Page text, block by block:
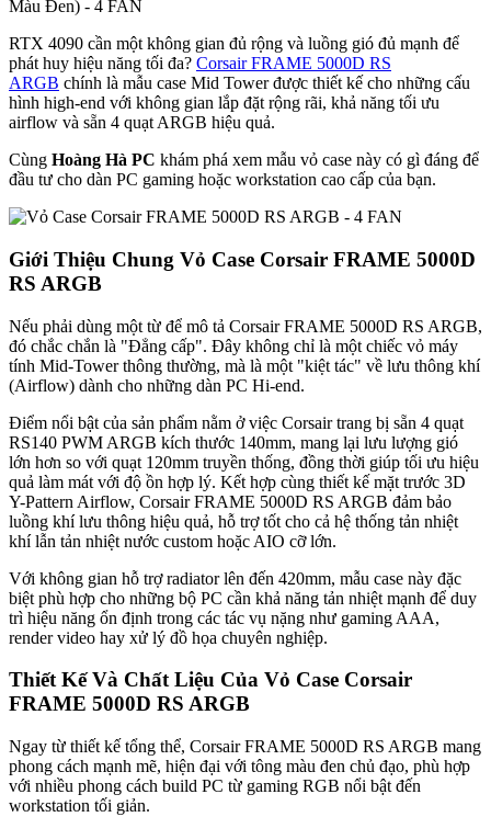
Màu Đen) - 4 FAN
RTX 4090 cần một không gian đủ rộng và luồng gió đủ mạnh để
phát huy hiệu năng tối đa? Corsair FRAME 5000D RS
ARGB chính là mẫu case Mid Tower được thiết kế cho những cấu
hình high-end với không gian lắp đặt rộng rãi, khả năng tối ưu
airflow và sẵn 4 quạt ARGB hiệu quả.
Cùng Hoàng Hà PC khám phá xem mẫu vỏ case này có gì đáng để
đầu tư cho dàn PC gaming hoặc workstation cao cấp của bạn.
Giới Thiệu Chung Vỏ Case Corsair FRAME 5000D
RS ARGB
Nếu phải dùng một từ để mô tả Corsair FRAME 5000D RS ARGB,
đó chắc chắn là "Đẳng cấp". Đây không chỉ là một chiếc vỏ máy
tính Mid-Tower thông thường, mà là một "kiệt tác" về lưu thông khí
(Airflow) dành cho những dàn PC Hi-end.
Điểm nổi bật của sản phẩm nằm ở việc Corsair trang bị sẵn 4 quạt
RS140 PWM ARGB kích thước 140mm, mang lại lưu lượng gió
lớn hơn so với quạt 120mm truyền thống, đồng thời giúp tối ưu hiệu
quả làm mát với độ ồn hợp lý. Kết hợp cùng thiết kế mặt trước 3D
Y-Pattern Airflow, Corsair FRAME 5000D RS ARGB đảm bảo
luồng khí lưu thông hiệu quả, hỗ trợ tốt cho cả hệ thống tản nhiệt
khí lẫn tản nhiệt nước custom hoặc AIO cỡ lớn.
Với không gian hỗ trợ radiator lên đến 420mm, mẫu case này đặc
biệt phù hợp cho những bộ PC cần khả năng tản nhiệt mạnh để duy
trì hiệu năng ổn định trong các tác vụ nặng như gaming AAA,
render video hay xử lý đồ họa chuyên nghiệp.
Thiết Kế Và Chất Liệu Của Vỏ Case Corsair
FRAME 5000D RS ARGB
Ngay từ thiết kế tổng thể, Corsair FRAME 5000D RS ARGB mang
phong cách mạnh mẽ, hiện đại với tông màu đen chủ đạo, phù hợp
với nhiều phong cách build PC từ gaming RGB nổi bật đến
workstation tối giản.